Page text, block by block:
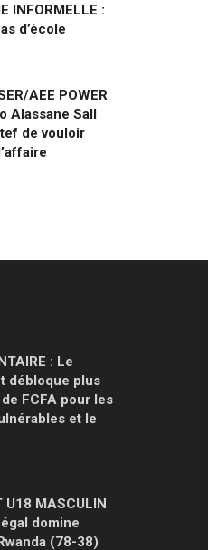
INFORMELLE :
d’école
AEE POWER
Alassane Sall
de vouloir
: Le
débloque plus
FCFA pour les
et le
U18 MASCULIN
domine
(78-38)